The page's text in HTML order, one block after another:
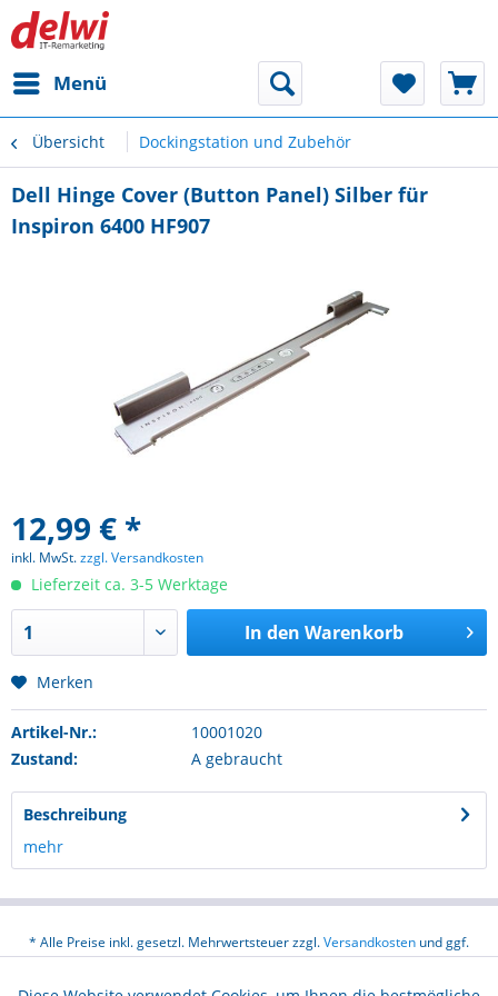
Menü
Übersicht Dockingstation und Zubehör
Dell Hinge Cover (Button Panel) Silber für
Inspiron 6400 HF907
12,99 € *
inkl. MwSt.zzgl. Versandkosten
Lieferzeit ca. 3-5 Werktage
In den Warenkorb
Merken
Artikel-Nr.:
10001020
Zustand:
A gebraucht
Beschreibung
mehr
* Alle Preise inkl. gesetzl. Mehrwertsteuer zzgl.Versandkosten und ggf.